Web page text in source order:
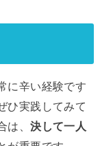
に辛い経験です
ひ実践してみて
は、決して一人